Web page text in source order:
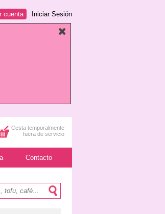
Iniciar Sesión
cuenta
Cesta temporalmente
fuera de servicio
Contacto